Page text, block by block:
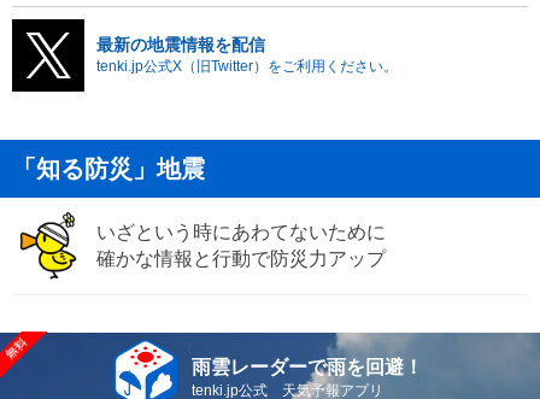
最新の地震情報を配信
tenki.jp公式X（旧Twitter）をご利用ください。
「知る防災」地震
いざという時にあわてないために
確かな情報と行動で防災力アップ
雨雲レーダーで雨を回避！
tenki.jp公式 天気予報アプリ